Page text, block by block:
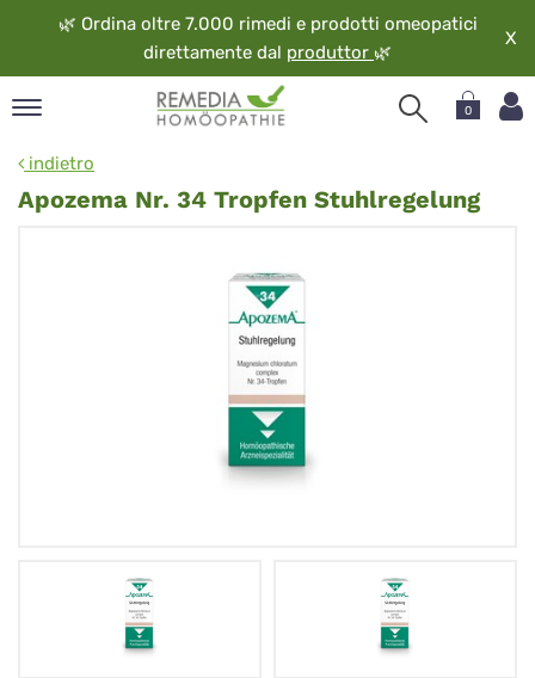
🌿 Ordina oltre 7.000 rimedi e prodotti omeopatici
direttamente dal produttor 🌿
X
0
indietro
Apozema Nr. 34 Tropfen Stuhlregelung